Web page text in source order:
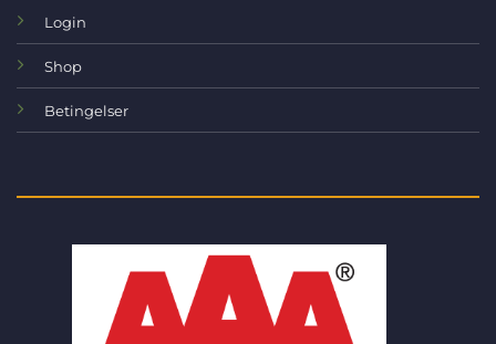
Login
Shop
Betingelser